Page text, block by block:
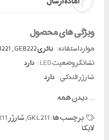
ویژگی های محصول
موارد استفاده : باتری GEB211 ، GEB221 , GEB222
نشانگر وضعیت LED :
دارد
شارژر فندکی : دارد
...دیدن همه
برچسب ها:GKL211
,شارژر GKL211
لایکا